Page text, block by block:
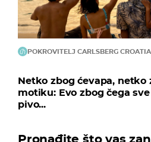
POKROVITELJ CARLSBERG CROATIA
Netko zbog ćevapa, netko
motiku: Evo zbog čega
pivo...
Pronađite što vas